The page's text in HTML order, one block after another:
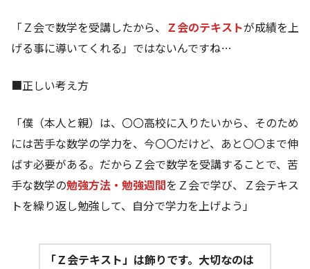
「Ｚ会で数学を受講したから、 Ｚ会のテキストが成績を上
げる事に導いてくれる」ではないんですね…
■正しい考え方
「僕（本人と親）は、〇〇高校に入りたいから、そのため
には苦手な数学の学力を、今〇〇だけど、あと〇〇まで伸
ばす必要がある。だからＺ会で数学を受講することで、苦
手な数学の勉強方法・勉強週間をＺ会で学び、Ｚ会テキス
トを繰り返し勉強して、自分で学力を上げよう」
「Ｚ会テキスト」は飾りです。大切なのは